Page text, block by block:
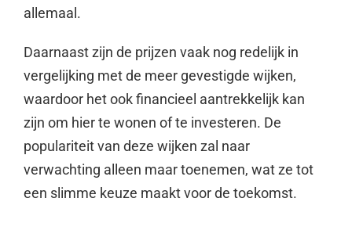
allemaal.
Daarnaast zijn de prijzen vaak nog redelijk in
vergelijking met de meer gevestigde wijken,
waardoor het ook financieel aantrekkelijk kan
zijn om hier te wonen of te investeren. De
populariteit van deze wijken zal naar
verwachting alleen maar toenemen, wat ze tot
een slimme keuze maakt voor de toekomst.